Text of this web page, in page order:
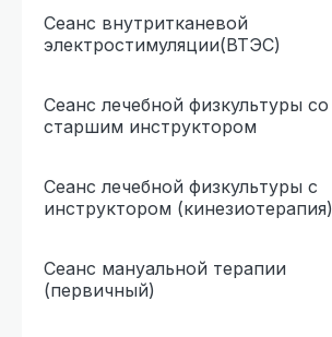
Сеанс внутритканевой
электростимуляции(ВТЭС)
Сеанс лечебной физкультуры со
старшим инструктором
Сеанс лечебной физкультуры с
инструктором (кинезиотерапия)
Сеанс мануальной терапии
(первичный)